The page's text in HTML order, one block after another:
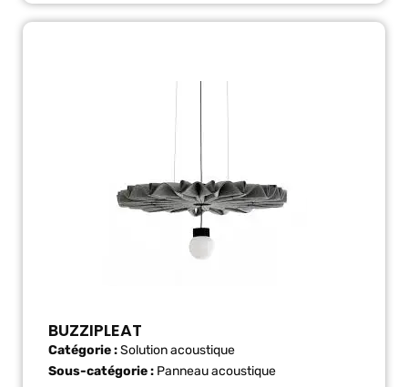
BUZZIPLEAT
Catégorie :Solution acoustique
Sous-catégorie : Panneau acoustique